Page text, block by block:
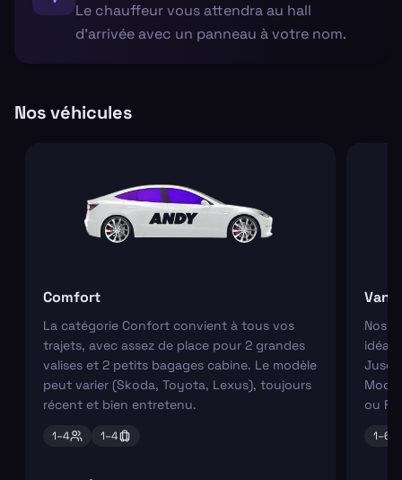
Le chauffeur vous attendra au hall
d'arrivée avec un panneau à votre nom.
Nos véhicules
Comfort
La catégorie Confort convient à tous vos
trajets, avec assez de place pour 2 grandes
valises et 2 petits bagages cabine. Le modèle
peut varier (Skoda, Toyota, Lexus), toujours
récent et bien entretenu.
1–4 1–4
Van
Nos
ou
1–6